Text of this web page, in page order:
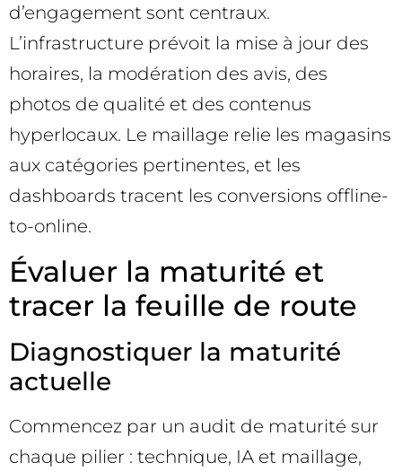
d’engagement sont centraux.
L’infrastructure prévoit la mise à jour des
horaires, la modération des avis, des
photos de qualité et des contenus
hyperlocaux. Le maillage relie les magasins
aux catégories pertinentes, et les
dashboards tracent les conversions offline-
to-online.
Évaluer la maturité et
tracer la feuille de route
Diagnostiquer la maturité
actuelle
Commencez par un audit de maturité sur
chaque pilier : technique, IA et maillage,